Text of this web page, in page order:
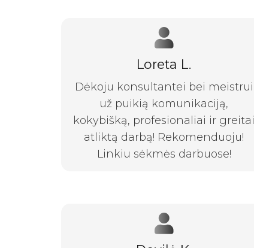
Loreta L.
Dėkoju konsultantei bei meistrui
už puikią komunikaciją,
kokybišką, profesionaliai ir greitai
atliktą darbą! Rekomenduoju!
Linkiu sėkmės darbuose!